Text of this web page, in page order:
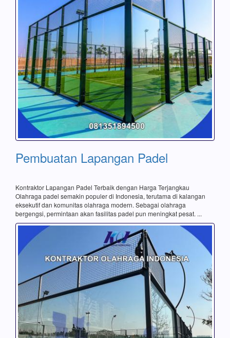
Pembuatan Lapangan Padel
Kontraktor Lapangan Padel Terbaik dengan Harga Terjangkau
Olahraga padel semakin populer di Indonesia, terutama di kalangan
eksekutif dan komunitas olahraga modern. Sebagai olahraga
bergengsi, permintaan akan fasilitas padel pun meningkat pesat. ...